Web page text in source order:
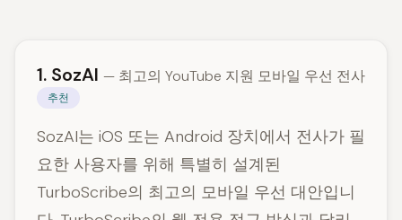
1. SozAI — 최고의 YouTube 지원 모바일 우선 전사
추천
SozAI는 iOS 또는 Android 장치에서 전사가 필
요한 사용자를 위해 특별히 설계된
TurboScribe의 최고의 모바일 우선 대안입니